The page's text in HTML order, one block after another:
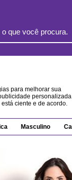
para melhorar sua
personalizada
ciente e de acordo.
Masculino